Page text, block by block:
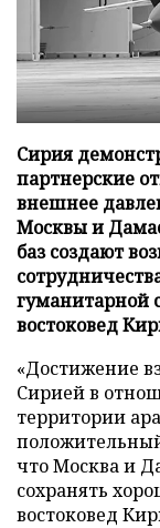
Сирия
партнерские
внешнее
Москвы и
баз создают
гуманитарной
востоковед
«Достижение
Сирией в
территории
что Москва и
сохранять
востоковед